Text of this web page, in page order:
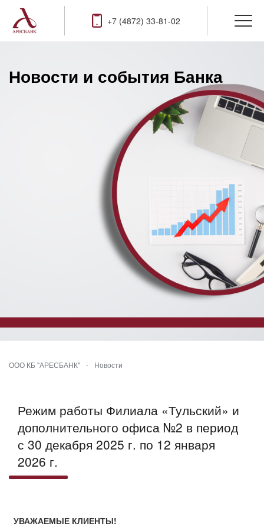
+7 (4872) 33-81-02
Новости и события Банка
ООО КБ "АРЕСБАНК" - Новости
Режим работы Филиала «Тульский» и
дополнительного офиса №2 в период
с 30 декабря 2025 г. по 12 января
2026 г.
УВАЖАЕМЫЕ КЛИЕНТЫ!